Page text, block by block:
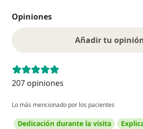
Opiniones
Añadir tu
207 opiniones
Lo más mencionado por los pacientes
Dedicación durante la visita